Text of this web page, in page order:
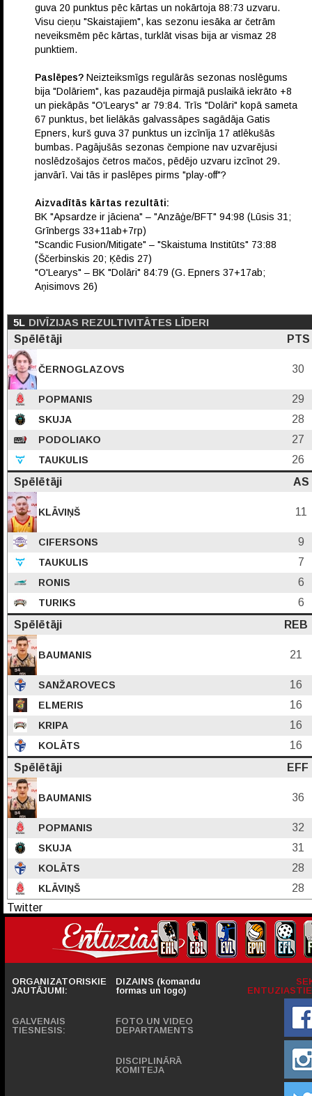
guva 20 punktus pēc kārtas un nokārtoja 88:73 uzvaru.
Visu cieņu "Skaistajiem", kas sezonu iesāka ar četrām
neveiksmēm pēc kārtas, turklāt visas bija ar vismaz 28
punktiem.
Paslēpes? Neizteiksmīgs regulārās sezonas noslēgums
bija "Dolāriem", kas pazaudēja pirmajā puslaikā iekrāto +8
un piekāpās "O'Learys" ar 79:84. Trīs "Dolāri" kopā sameta
67 punktus, bet lielākās galvassāpes sagādāja Gatis
Epners, kurš guva 37 punktus un izcīnīja 17 atlēkušās
bumbas. Pagājušās sezonas čempione nav uzvarējusi
noslēdzošajos četros mačos, pēdējo uzvaru izcīnot 29.
janvārī. Vai tās ir paslēpes pirms "play-off"?
Aizvadītās kārtas rezultāti:
BK "Apsardze ir jāciena" – "Anzāģe/BFT" 94:98 (Lūsis 31;
Grīnbergs 33+11ab+7rp)
"Scandic Fusion/Mitigate" – "Skaistuma Institūts" 73:88
(Ščerbinskis 20; Ķēdis 27)
"O'Learys" – BK "Dolāri" 84:79 (G. Epners 37+17ab;
Aņisimovs 26)
5L DIVĪZIJAS REZULTIVITĀTES LĪDERI
Spēlētāji
PTS
ČERNOGLAZOVS 30
POPMANIS 29
SKUJA 28
PODOLIAKO 27
TAUKULIS
26
Spēlētāji
AS
KLĀVIŅŠ 11
CIFERSONS 9
TAUKULIS 7
RONIS 6
TURIKS
6
Spēlētāji
REB
BAUMANIS 21
SANŽAROVECS 16
ELMERIS 16
KRIPA 16
KOLĀTS
16
Spēlētāji
EFF
BAUMANIS 36
POPMANIS 32
SKUJA 31
KOLĀTS 28
KLĀVIŅŠ
28
Twitter
ORGANIZATORISKIE
JAUTĀJUMI:
GALVENAIS
TIESNESIS:
DIZAINS (komandu
formas un logo)
FOTO UN VIDEO
DEPARTAMENTS
DISCIPLINĀRĀ
KOMITEJA